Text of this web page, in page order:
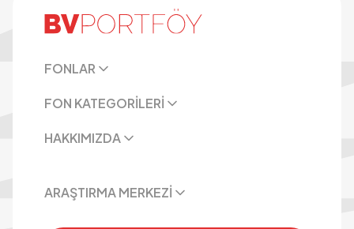
FONLAR
FON KATEGORİLERİ
HAKKIMIZDA
ARAŞTIRMA MERKEZİ